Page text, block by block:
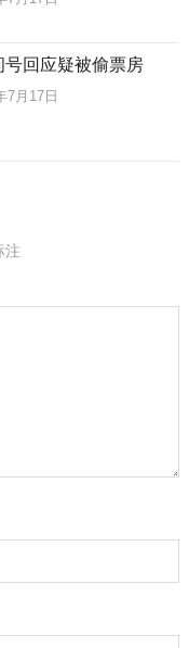
号回应疑被偷票房
7月17日